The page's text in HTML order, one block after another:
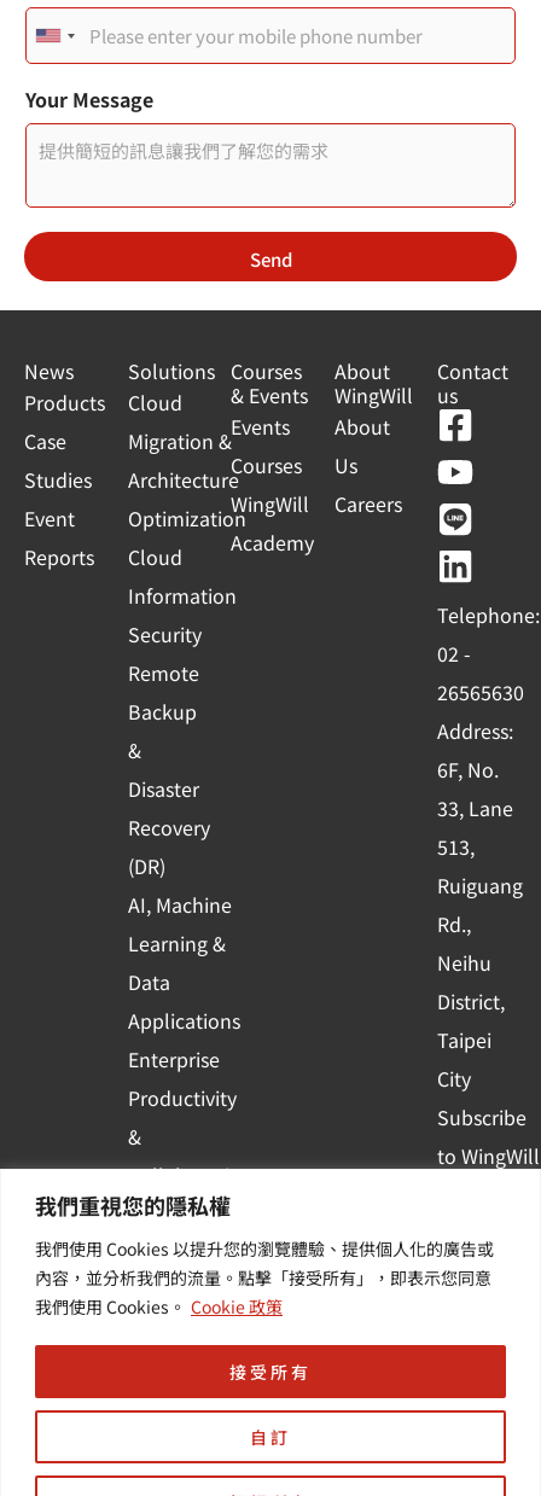
我們重視您的隱私權
我們使用 Cookies 以提升您的瀏覽體驗、提供個人化的廣告或
內容，並分析我們的流量。點擊「接受所有」，即表示您同意
我們使用 Cookies。 Cookie 政策
自訂
接受所有
U
i
t
e
d
S
t
t
e
s
+
1
您
的
訊
息
面
連
結
使
用
Your Message
Send
News
Products
Case
Studies
Event
Reports
Solutions
Cloud
Migration &
Architecture
Optimization
Cloud
Information
Security
Remote
Backup
&
Disaster
Recovery
(DR)
AI, Machine
Learning &
Data
Applications
Enterprise
Productivity
&
Collaboration
Container
Platform
Applications
Courses
& Events
Events
Courses
WingWill
Academy
About
WingWill
About
Us
Careers
Contact
us
F
a
c
e
b
o
o
k
-
s
q
u
a
r
e
Y
o
u
t
u
b
e
L
i
n
e
L
i
n
k
e
d
i
n
Telephone:
02 -
26565630
Address:
6F, No.
33, Lane
513,
Ruiguang
Rd.,
Neihu
District,
Taipei
City
Subscribe
to WingWill
event and